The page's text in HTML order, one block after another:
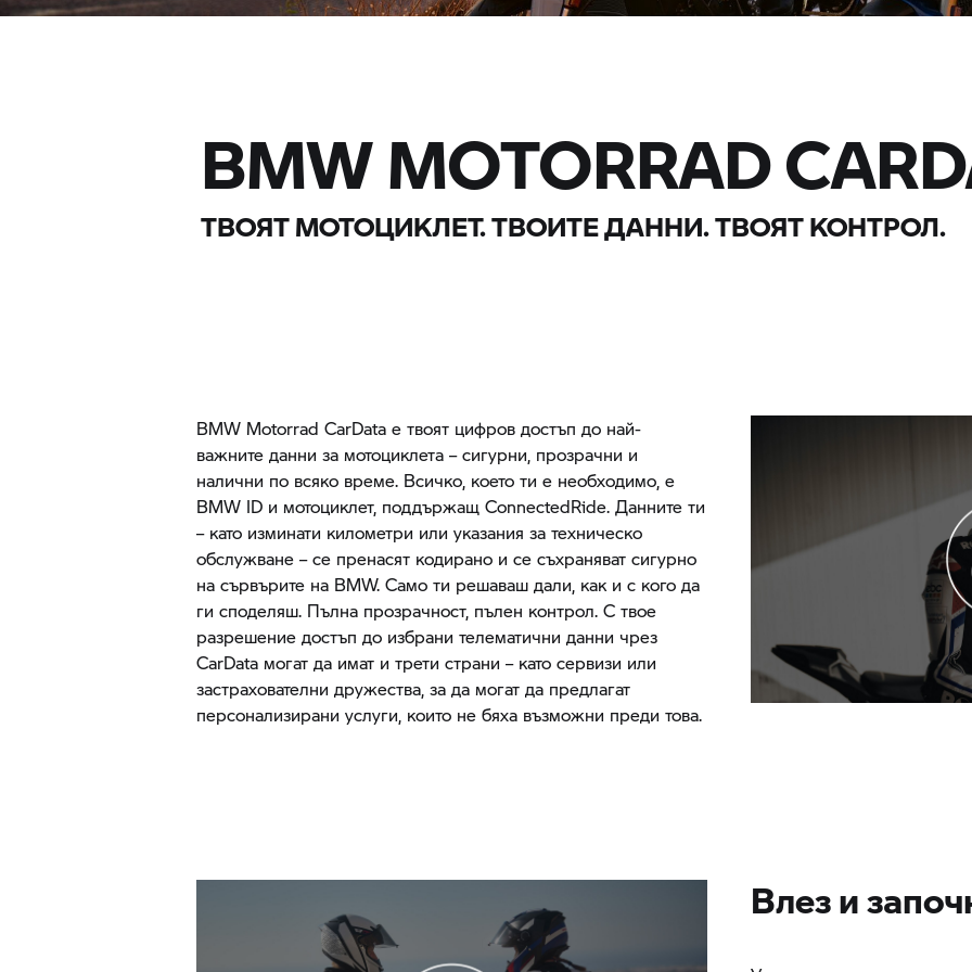
BMW MOTORRAD
ТВОЯТ МОТОЦИКЛЕТ. ТВОИТЕ ДАННИ. ТВОЯТ КОНТРОЛ.
BMW Motorrad CarData е твоят цифров достъп до най-
важните данни за мотоциклета – сигурни, прозрачни и
налични по всяко време. Всичко, което ти е необходимо, е
BMW ID и мотоциклет, поддържащ ConnectedRide. Данните ти
– като изминати километри или указания за техническо
обслужване – се пренасят кодирано и се съхраняват сигурно
на сървърите на BMW. Само ти решаваш дали, как и с кого да
ги споделяш. Пълна прозрачност, пълен контрол. С твое
разрешение достъп до избрани телематични данни чрез
CarData могат да имат и трети страни – като сервизи или
застрахователни дружества, за да могат да предлагат
персонализирани услуги, които не бяха възможни преди това.
Влез и